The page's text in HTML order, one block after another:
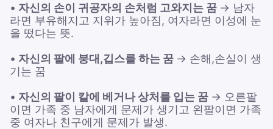
• 자신의 손이 귀공자의 손처럼 고와지는 꿈 → 남자
라면 부유해지고 지위가 높아짐, 여자라면 이성에 눈
을 떴다는 뜻.
• 자신의 팔에 붕대,깁스를 하는 꿈 → 손해,손실이 생
기는 꿈
• 자신의 팔이 칼에 베거나 상처를 입는 꿈 → 오른팔
이면 가족 중 남자에게 문제가 생기고 왼팔이면 가족
중 여자나 친구에게 문제가 발생.